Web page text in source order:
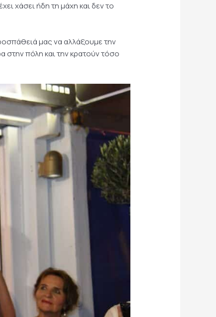
χάσει ήδη τη μάχη και δεν το
μας να αλλάξουμε την
πόλη και την κρατούν τόσο